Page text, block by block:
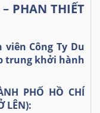
PHAN THIẾT
viên Công Ty Du
trung khởi hành
PHỐ HỒ CHÍ
LÊN):